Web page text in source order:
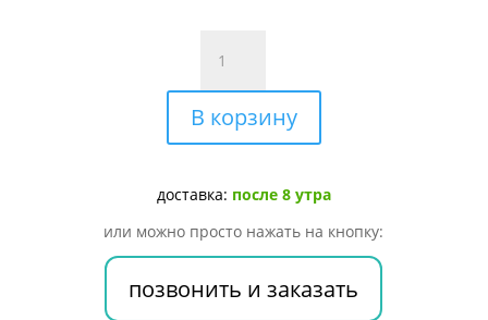
товара
СИНЕГРА
ЛОНГ
ТАБ
В корзину
доставка: после 8 утра
или можно просто нажать на кнопку:
позвонить и заказать